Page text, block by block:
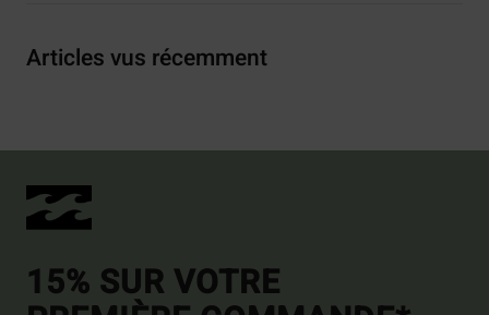
Articles vus récemment
15% SUR VOTRE